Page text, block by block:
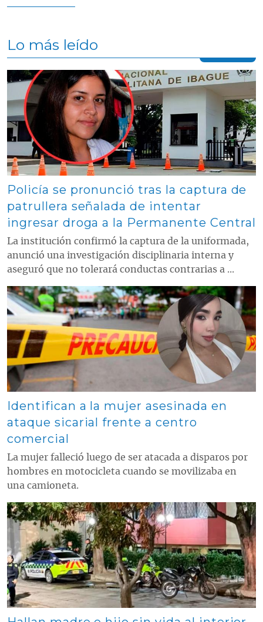
Lo más leído
Contenido multimedia principal
Policía se pronunció tras la captura de
patrullera señalada de intentar
ingresar droga a la Permanente Central
La institución confirmó la captura de la uniformada,
anunció una investigación disciplinaria interna y
aseguró que no tolerará conductas contrarias a ...
Contenido multimedia principal
Identifican a la mujer asesinada en
ataque sicarial frente a centro
comercial
La mujer falleció luego de ser atacada a disparos por
hombres en motocicleta cuando se movilizaba en
una camioneta.
Contenido multimedia principal